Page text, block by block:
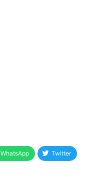
WhatsApp Twitter